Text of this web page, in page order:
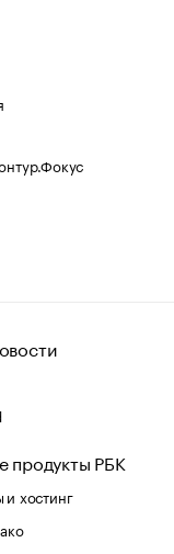
продукты РБК
хостинг